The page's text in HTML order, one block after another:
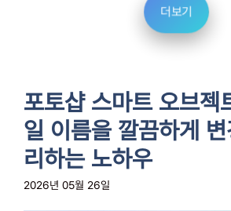
더보기
포토샵 스마트 오브젝
일 이름을 깔끔하게
리하는 노하우
2026년 05월 26일